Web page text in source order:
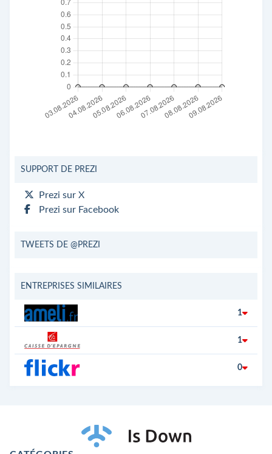
SUPPORT DE PREZI
Prezi sur X
Prezi sur Facebook
TWEETS DE @PREZI
ENTREPRISES SIMILAIRES
1
1
0